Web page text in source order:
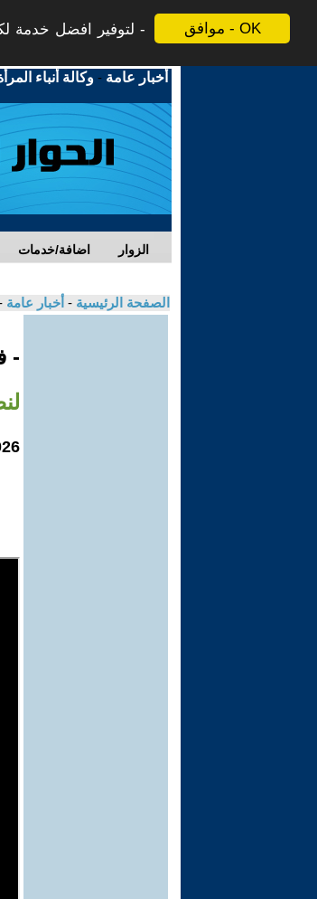
موافق - OK
لتوفير افضل خدمة
أخبار عامة -وكالة أنباء
اضافة/خدمات الزوار
الصفحة الرئيسية - أخبار عامة
-
6 / 3